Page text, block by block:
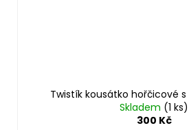
Twistík kousátko hořčicové
Skladem (1 ks)
300 Kč